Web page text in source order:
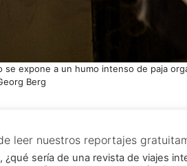
se expone a un humo intenso de paja
Berg
los quesos de Jørgen Hoff
proteínas y en grasa. Por